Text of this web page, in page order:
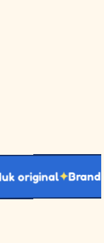
Brand eksklusif